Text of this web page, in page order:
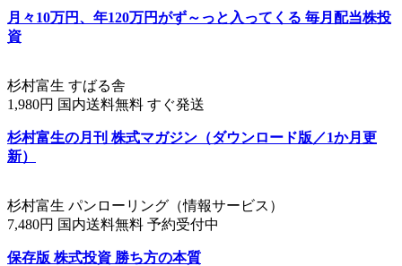
月々10万円、年120万円がず～っと入ってくる 毎月配当株投
資
杉村富生 すばる舎
1,980円 国内送料無料 すぐ発送
杉村富生の月刊 株式マガジン（ダウンロード版／1か月更
新）
杉村富生 パンローリング（情報サービス）
7,480円 国内送料無料 予約受付中
保存版 株式投資 勝ち方の本質